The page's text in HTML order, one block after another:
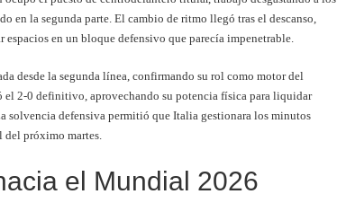
en la segunda parte. El cambio de ritmo llegó tras el descanso,
en un bloque defensivo que parecía impenetrable.
desde la segunda línea, confirmando su rol como motor del
el 2-0 definitivo, aprovechando su potencia física para liquidar
solvencia defensiva permitió que Italia gestionara los minutos
del próximo martes.
el Mundial 2026